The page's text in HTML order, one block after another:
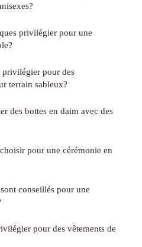
privilégier pour une
privilégier pour des
terrain sableux?
des bottes en daim avec des
pour une cérémonie en
conseillés pour une
pour des vêtements de